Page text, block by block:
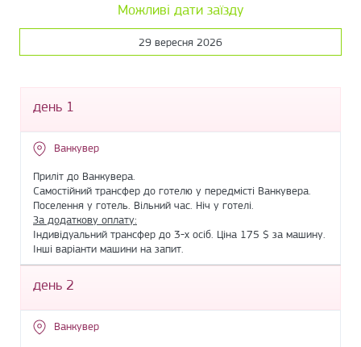
Можливі дати заїзду
29 вересня 2026
день 1
Ванкувер
Приліт до Ванкувера.
Самостійний трансфер до готелю у передмісті Ванкувера.
Поселення у готель. Вільний час. Ніч у готелі.
За додаткову оплату:
Індивідуальний трансфер до 3-х осіб. Ціна 175 $ за машину.
Інші варіанти машини на запит.
день 2
Ванкувер